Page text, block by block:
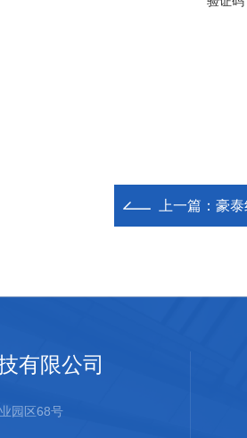
上一篇： 豪
有限公司
园区68号